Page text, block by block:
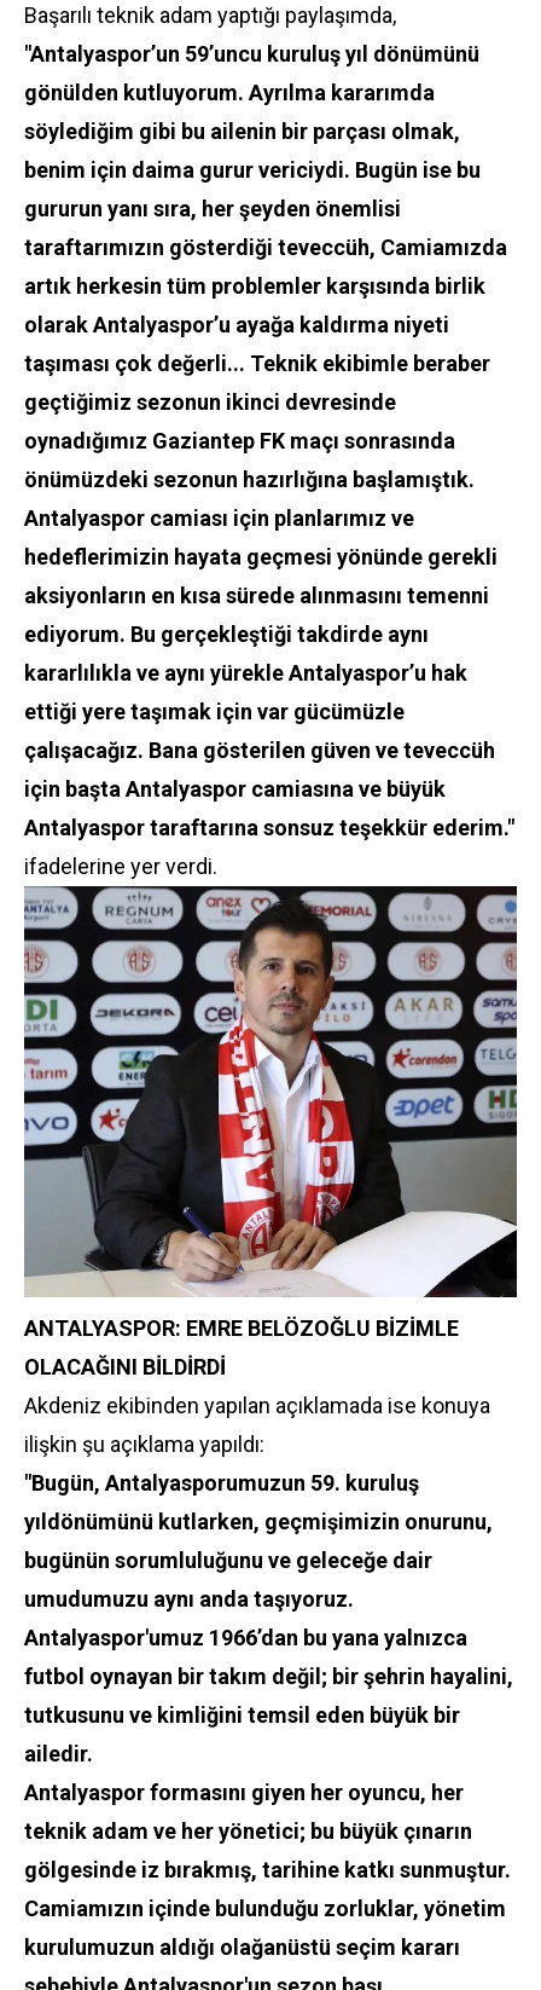
Başarılı teknik adam yaptığı paylaşımda,
"Antalyaspor’un 59’uncu kuruluş yıl dönümünü
gönülden kutluyorum. Ayrılma kararımda
söylediğim gibi bu ailenin bir parçası olmak,
benim için daima gurur vericiydi. Bugün ise bu
gururun yanı sıra, her şeyden önemlisi
taraftarımızın gösterdiği teveccüh, Camiamızda
artık herkesin tüm problemler karşısında birlik
olarak Antalyaspor’u ayağa kaldırma niyeti
taşıması çok değerli... Teknik ekibimle beraber
geçtiğimiz sezonun ikinci devresinde
oynadığımız Gaziantep FK maçı sonrasında
önümüzdeki sezonun hazırlığına başlamıştık.
Antalyaspor camiası için planlarımız ve
hedeflerimizin hayata geçmesi yönünde gerekli
aksiyonların en kısa sürede alınmasını temenni
ediyorum. Bu gerçekleştiği takdirde aynı
kararlılıkla ve aynı yürekle Antalyaspor’u hak
ettiği yere taşımak için var gücümüzle
çalışacağız. Bana gösterilen güven ve teveccüh
için başta Antalyaspor camiasına ve büyük
Antalyaspor taraftarına sonsuz teşekkür ederim."
ifadelerine yer verdi.
ANTALYASPOR: EMRE BELÖZOĞLU BİZİMLE
OLACAĞINI BİLDİRDİ
Akdeniz ekibinden yapılan açıklamada ise konuya
ilişkin şu açıklama yapıldı:
"Bugün, Antalyasporumuzun 59. kuruluş
yıldönümünü kutlarken, geçmişimizin onurunu,
bugünün sorumluluğunu ve geleceğe dair
umudumuzu aynı anda taşıyoruz.
Antalyaspor'umuz 1966’dan bu yana yalnızca
futbol oynayan bir takım değil; bir şehrin hayalini,
tutkusunu ve kimliğini temsil eden büyük bir
ailedir.
Antalyaspor formasını giyen her oyuncu, her
teknik adam ve her yönetici; bu büyük çınarın
gölgesinde iz bırakmış, tarihine katkı sunmuştur.
Camiamızın içinde bulunduğu zorluklar, yönetim
kurulumuzun aldığı olağanüstü seçim kararı